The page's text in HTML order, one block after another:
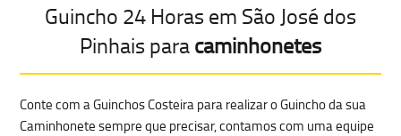
Guincho 24 Horas em São José dos
Pinhais paracaminhonetes
Conte com a Guinchos Costeira para realizar o Guincho da sua
Caminhonete sempre que precisar, contamos com uma equipe